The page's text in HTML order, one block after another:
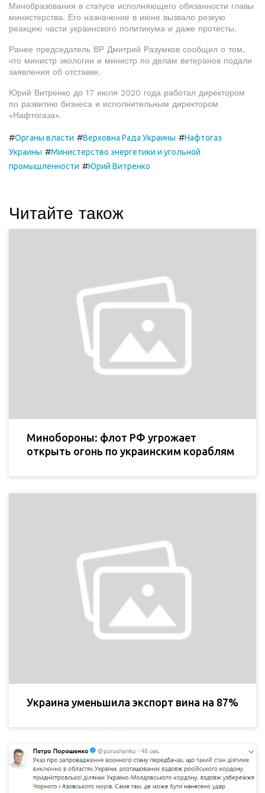
Минобразования в статусе исполняющего обязанности главы
министерства. Его назначение в июне вызвало резкую
реакцию части украинского политикума и даже протесты.
Ранее председатель ВР Дмитрий Разумков сообщил о том,
что министр экологии и министр по делам ветеранов подали
заявления об отставке.
Юрий Витренко до 17 июля 2020 года работал директором
по развитию бизнеса и исполнительным директором
«Нафтогаза».
#Органы власти #Верховна Рада Украины #Нафтогаз
Украины #Министерство энергетики и угольной
промышленности #Юрий Витренко
Читайте також
Минобороны: флот РФ угрожает
открыть огонь по украинским кораблям
Украина уменьшила экспорт вина на 87%